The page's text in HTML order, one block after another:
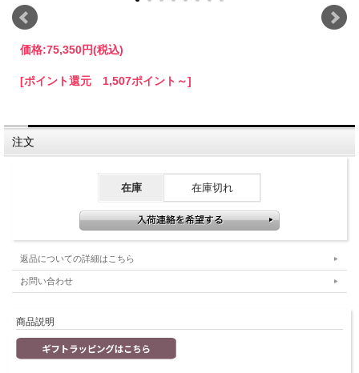
価格:75,350円(税込)
[ポイント還元 1,507ポイント～]
注文
在庫 在庫切れ
返品についての詳細はこちら
お問い合わせ
商品説明